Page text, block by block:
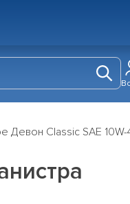
Девон Classic SAE 10W-